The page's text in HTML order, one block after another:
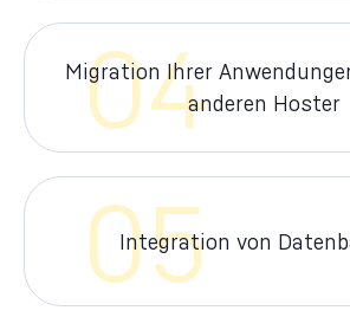
04
Migration Ihrer
anderen Hoster
05
Integration von